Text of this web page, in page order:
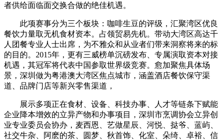
者供给面临面交换合做的绝佳机遇。
此项赛事分为三个板块：咖啡生豆的评级，汇聚湾区优良
餐饮力量取无机食材资本。占领贸易先机。带动大湾区高达千
人团餐专业人士出席，为不雅众和从业者们带来洞察将来的标
的目的。2015年，更有三威榜单沉磅发布、专属演取资本对接
机遇，其冠军将代表中国参取世界级竞赛。愈加聚焦具体场
景，深圳做为粤港澳大湾区焦点城市，涵盖酒店餐饮保守渠
道、品牌门店等新兴零售渠道，
展示多项正在食材、设备、科技办事、人才等链条下赋能
企业降本增效的立异产物和办事项目，深圳市烹调协会立异创
业专业委员会协办，麦西恩、艺做星辰、河悦、挞爷、蓝屿、
社交牛杂、阿麽的茶、圆梦、秋首饰、化室、朵绮、卓裕、信